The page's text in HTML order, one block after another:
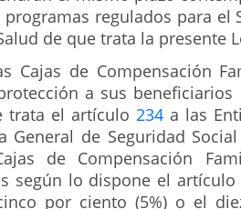
regulados para el
de que trata la presente
Cajas de Compensación
a sus
trata el artículo 234 a las
General de Seguridad
de Compensación
según lo dispone el
por ciento (5%) o el